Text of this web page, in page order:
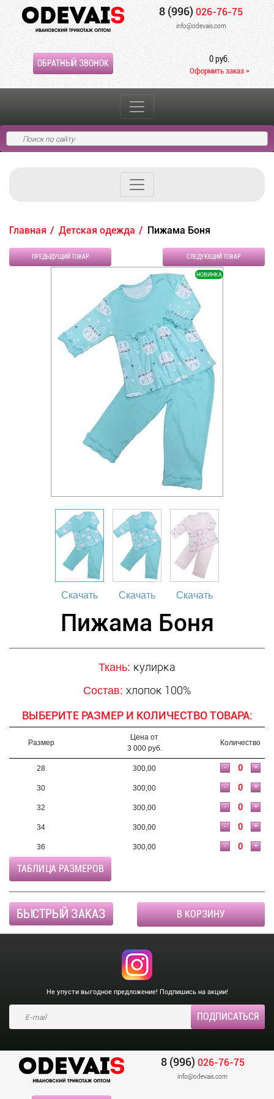
8 (996) 026-76-75
info@odevais.com
ОБРАТНЫЙ ЗВОНОК 0 руб.
Оформить заказ »
Главная Детская одежда Пижама Боня
ПРЕДЫДУЩИЙ ТОВАР СЛЕДУЮЩИЙ ТОВАР
НОВИНКА
Скачать Скачать Скачать
Пижама Боня
Ткань: кулирка
Состав: хлопок 100%
ВЫБЕРИТЕ РАЗМЕР И КОЛИЧЕСТВО ТОВАРА:
Размер
Цена от
3 000 руб.
Количество
28 300,00 +
-
30 300,00 +
-
32 300,00 +
-
34 300,00 +
-
36 300,00 +
-
ТАБЛИЦА РАЗМЕРОВ
БЫСТРЫЙ ЗАКАЗ В КОРЗИНУ
Не упусти выгодное предложение! Подпишись на акции!
8 (996) 026-76-75
info@odevais.com